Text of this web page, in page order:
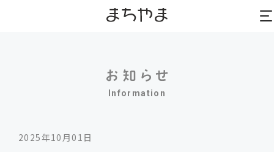
Information
2025年10月01日